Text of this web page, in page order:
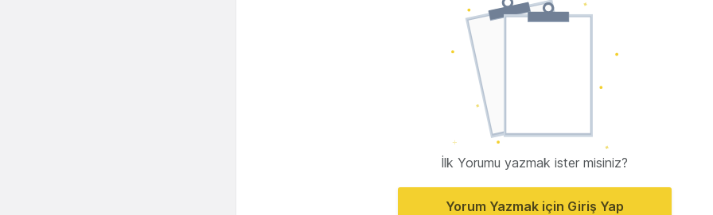
İlk Yorumu yazmak ister misiniz?
Yorum Yazmak için Giriş Yap